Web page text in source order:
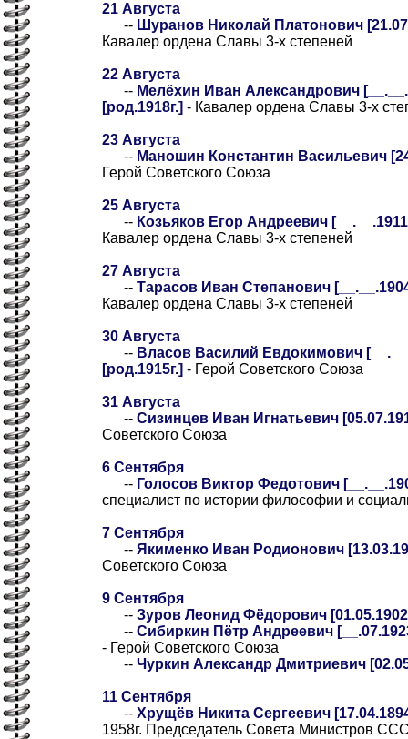
21 Августа
-- Шуранов Николай Платонович
Кавалер ордена Славы 3-х степеней
22 Августа
-- Мелёхин Иван Александрович
[род.1918г.] - Кавалер ордена Славы 3-х
23 Августа
-- Маношин Константин Васильевич
Герой Советского Союза
25 Августа
-- Козьяков Егор Андреевич
Кавалер ордена Славы 3-х степеней
27 Августа
-- Тарасов Иван Степанович
Кавалер ордена Славы 3-х степеней
30 Августа
-- Власов Василий Евдокимович
[род.1915г.] - Герой Советского Союза
31 Августа
-- Сизинцев Иван Игнатьевич
Советского Союза
6 Сентября
-- Голосов Виктор Федотович
специалист по истории философии и
7 Сентября
-- Якименко Иван Родионович
Советского Союза
9 Сентября
-- Зуров Леонид Фёдорович
-- Сибиркин Пётр Андреевич
- Герой Советского Союза
-- Чуркин Александр Дмитриевич
11 Сентября
-- Хрущёв Никита Сергеевич
1958г. Председатель Совета Министров